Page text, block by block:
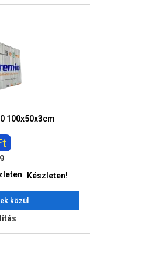
100x50x3cm
Készleten!
közül